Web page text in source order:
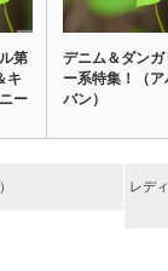
第
キ
ー
デニム＆ダンガ
ー系特集！（ア
バン）
レデ